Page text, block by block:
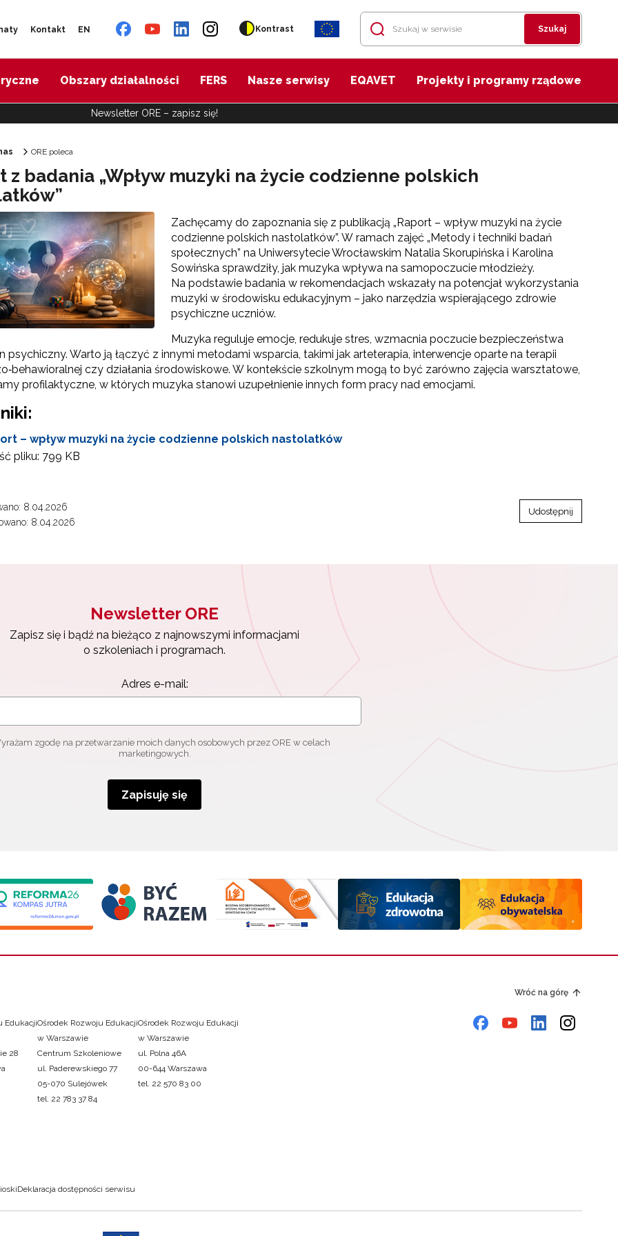
Kontakt EN Kontrast Szukaj
Obszary działalności FERS Nasze serwisy EQAVET Projekty i programy rządowe
Newsletter ORE – zapisz się!
Rozwoju Edukacji"
ORE poleca
z badania „Wpływ muzyki na życie codzienne polskich
Zachęcamy do zapoznania się z publikacją „Raport – wpływ muzyki na życie
codzienne polskich nastolatków”. W ramach zajęć „Metody i techniki badań
społecznych” na Uniwersytecie Wrocławskim Natalia Skorupińska i Karolina
Sowińska sprawdziły, jak muzyka wpływa na samopoczucie młodzieży.
Na podstawie badania w rekomendacjach wskazały na potencjał wykorzystania
muzyki w środowisku edukacyjnym – jako narzędzia wspierającego zdrowie
psychiczne uczniów.
Muzyka reguluje emocje, redukuje stres, wzmacnia poczucie bezpieczeństwa
psychiczny. Warto ją łączyć z innymi metodami wsparcia, takimi jak arteterapia, interwencje oparte na terapii
czy działania środowiskowe. W kontekście szkolnym mogą to być zarówno zajęcia warsztatowe,
profilaktyczne, w których muzyka stanowi uzupełnienie innych form pracy nad emocjami.
– wpływ muzyki na życie codzienne polskich nastolatków
pliku: 799 KB
8.04.2026
8.04.2026
Udostępnij
Newsletter ORE
Zapisz się i bądź na bieżąco z najnowszymi informacjami
o szkoleniach i programach.
Adres e-mail:
zgodę na przetwarzanie moich danych osobowych przez ORE w celach
marketingowych.
Zapisuję się
Wróć na górę
Edukacji
28
Ośrodek Rozwoju Edukacji
w Warszawie
Centrum Szkoleniowe
ul. Paderewskiego 77
05-070 Sulejówek
tel. 22 783 37 84
Ośrodek Rozwoju Edukacji
w Warszawie
ul. Polna 46A
00-644 Warszawa
tel. 22 570 83 00
Deklaracja dostępności serwisu